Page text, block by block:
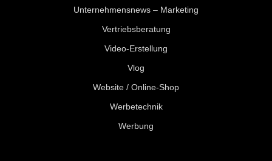
Unternehmensnews – Marketing
Vertriebsberatung
Video-Erstellung
Vlog
Website / Online-Shop
Werbetechnik
Werbung